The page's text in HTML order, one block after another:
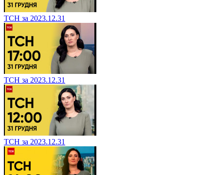
ТСН за 2023.12.31
ТСН за 2023.12.31
ТСН за 2023.12.31